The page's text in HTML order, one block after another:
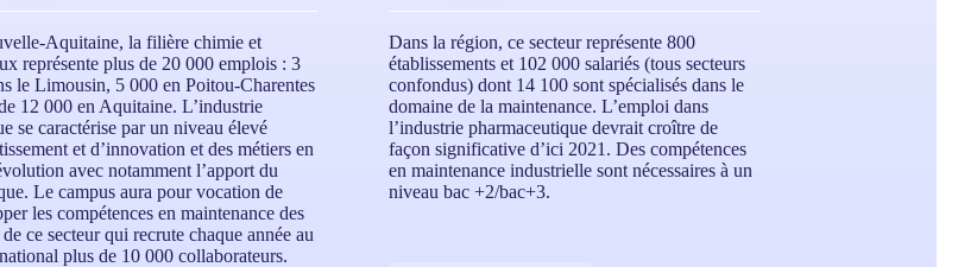
Aquitaine, la filière chimie et
représente plus de 20 000 emplois : 3
le Limousin, 5 000 en Poitou-Charentes
12 000 en Aquitaine. L’industrie
se caractérise par un niveau élevé
et d’innovation et des métiers en
avec notamment l’apport du
Le campus aura pour vocation de
les compétences en maintenance des
de ce secteur qui recrute chaque année au
plus de 10 000 collaborateurs.
Dans la région, ce secteur représente 800
établissements et 102 000 salariés (tous secteurs
confondus) dont 14 100 sont spécialisés dans le
domaine de la maintenance. L’emploi dans
l’industrie pharmaceutique devrait croître de
façon significative d’ici 2021. Des compétences
en maintenance industrielle sont nécessaires à un
niveau bac +2/bac+3.